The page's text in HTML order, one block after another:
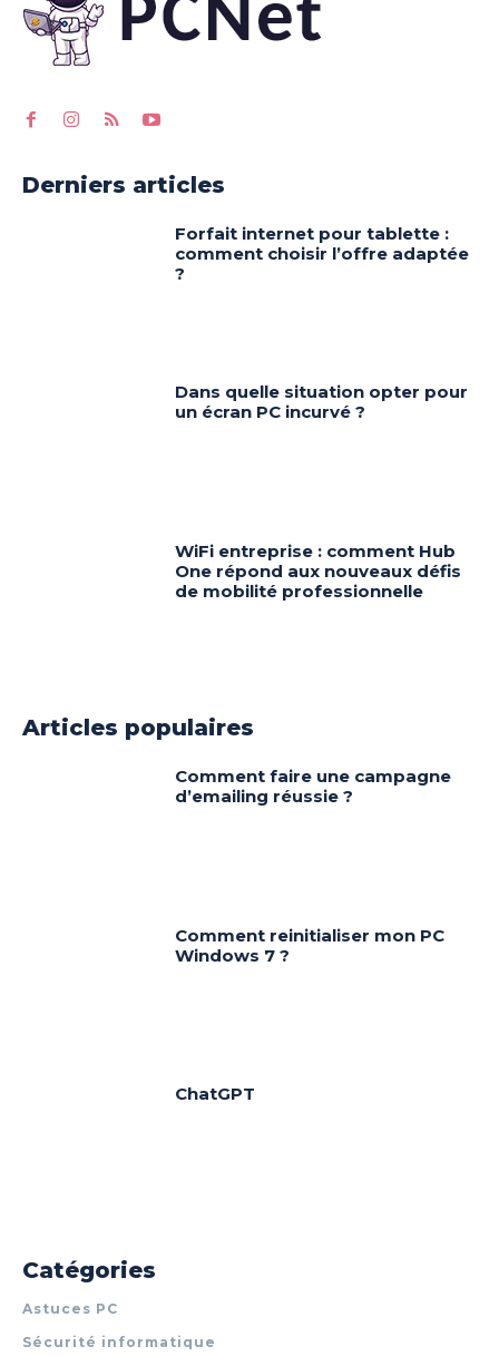
Derniers articles
Forfait internet pour tablette :
comment choisir l’offre adaptée
?
Dans quelle situation opter pour
un écran PC incurvé ?
WiFi entreprise : comment Hub
One répond aux nouveaux défis
de mobilité professionnelle
Articles populaires
Comment faire une campagne
d’emailing réussie ?
Comment reinitialiser mon PC
Windows 7 ?
ChatGPT
Catégories
Astuces PC
Sécurité informatique